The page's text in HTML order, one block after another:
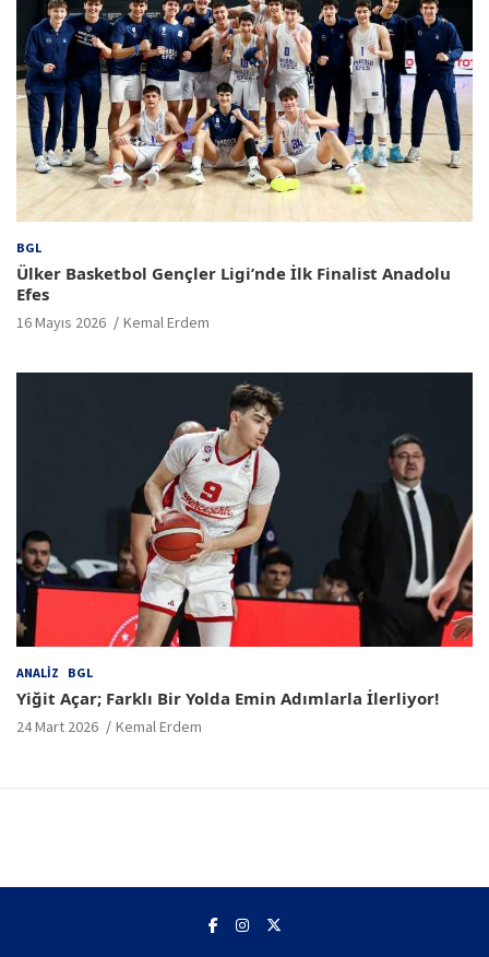
BGL
Ülker Basketbol Gençler Ligi’nde İlk Finalist Anadolu
Efes
16 Mayıs 2026 Kemal Erdem
ANALIZ BGL
Yiğit Açar; Farklı Bir Yolda Emin Adımlarla İlerliyor!
24 Mart 2026 Kemal Erdem